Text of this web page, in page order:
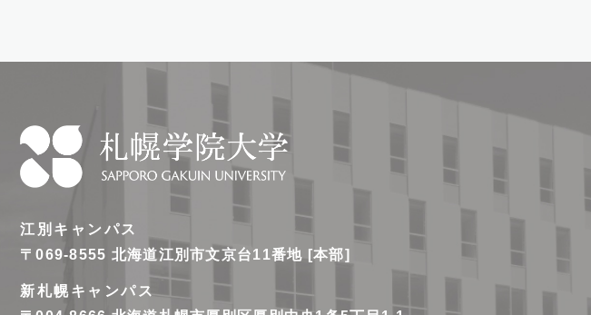
幌
学
大
江別キャンパス
〒069-8555 北海道江別市文京台11番地 [本部]
新札幌キャンパス